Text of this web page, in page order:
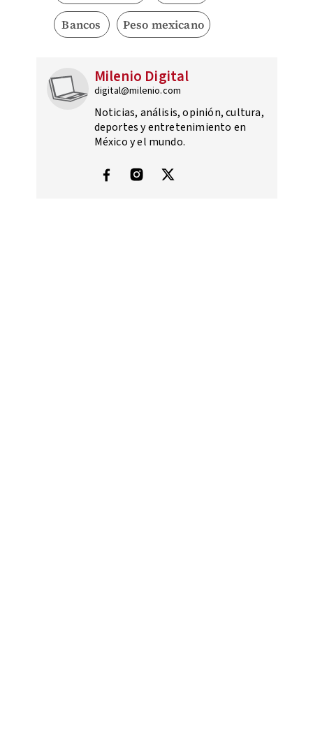
Bancos Peso mexicano
Milenio Digital
digital@milenio.com
Noticias, análisis, opinión, cultura,
deportes y entretenimiento en
México y el mundo.